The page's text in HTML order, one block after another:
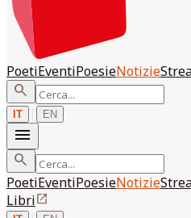
PoetiEventiPoesieNotizie
search
IT | EN
menu
search
PoetiEventiPoesieNotizie
Libriopen_in_new